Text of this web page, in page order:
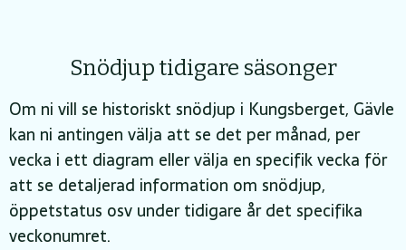
Snödjup tidigare säsonger
Om ni vill se historiskt snödjup i Kungsberget, Gävle
kan ni antingen välja att se det per månad, per
vecka i ett diagram eller välja en specifik vecka för
att se detaljerad information om snödjup,
öppetstatus osv under tidigare år det specifika
veckonumret.